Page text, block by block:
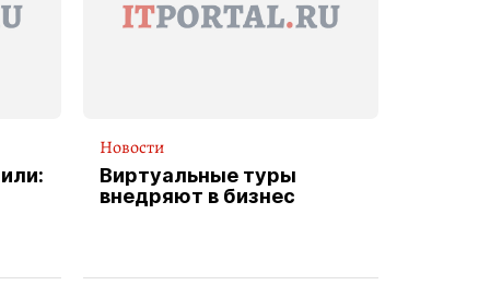
Новости
Виртуальные туры
внедряют в бизнес